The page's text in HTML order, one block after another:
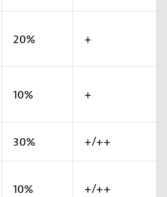
20% +
10% +
30% +/++
10% +/++